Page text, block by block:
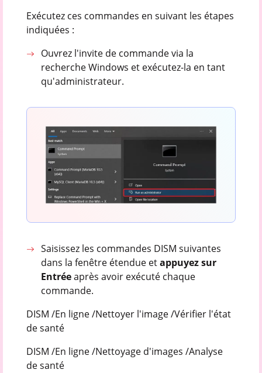
Exécutez ces commandes en suivant les étapes
indiquées :
Ouvrez l'invite de commande via la
recherche Windows et exécutez-la en tant
qu'administrateur.
Saisissez les commandes DISM suivantes
dans la fenêtre étendue etappuyez sur
Entréeaprès avoir exécuté chaque
commande.
DISM /En ligne /Nettoyer l'image /Vérifier l'état
de santé
DISM /En ligne /Nettoyage d'images /Analyse
de santé